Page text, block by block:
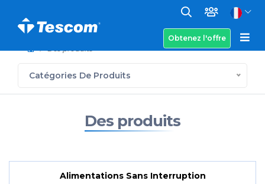
Obtenez l'offre
Des produits
Catégories De Produits
Des produits
Alimentations Sans Interruption